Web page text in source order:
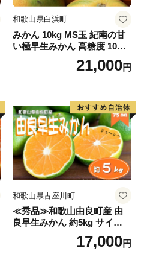
和歌山県白浜町
みかん 10kg MS玉 紀南の甘
い極早生みかん 高糖度 10月
以降発送 マルチ被覆栽培
21,000円
和歌山県古座川町
≪秀品≫和歌山由良町産 由
良早生みかん 約5kg サイズお
まかせ【sml106C】17,000円